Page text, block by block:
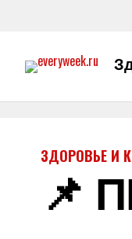
ЗДОРОВЬЕ И
📌